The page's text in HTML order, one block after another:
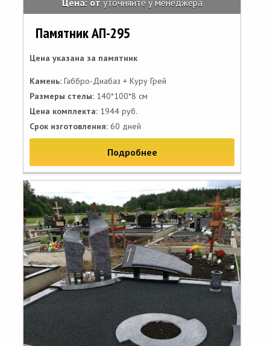
Цена: от уточняйте у менеджера
Памятник АП-295
Цена указана за памятник
Камень: Габбро-Диабаз + Куру Грей
Размеры стелы: 140*100*8 см
Цена комплекта: 1944 руб.
Срок изготовления: 60 дней
Подробнее